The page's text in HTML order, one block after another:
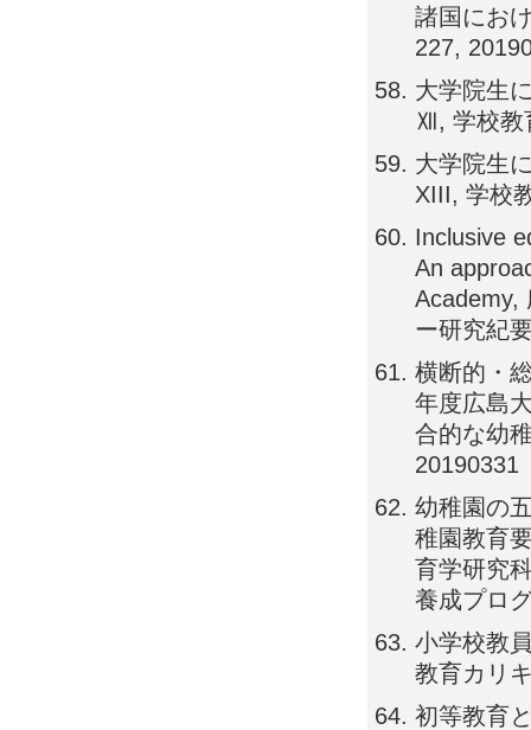
諸国にお
227,
大学院生
Ⅻ, 学校教
大学院生
XIII, 学校
Inclusive
An
Academy,
ー研究紀
横断的・
年度広島
合的な幼
20190331
幼稚園の
稚園教育
育学研究
養成プロ
小学校教
教育カリ
初等教育